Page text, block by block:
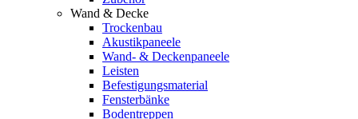
Wand & Decke
Trockenbau
Akustikpaneele
Wand- & Deckenpaneele
Leisten
Befestigungsmaterial
Fensterbänke
Bodentreppen